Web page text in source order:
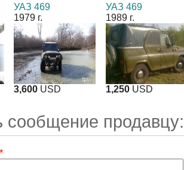
УАЗ 469
1979 г.
3,600 USD
УАЗ 469
1989 г.
1,250 USD
сообщение
*